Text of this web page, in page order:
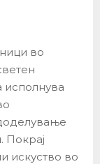
во
исполнува
Покрај
искуство во